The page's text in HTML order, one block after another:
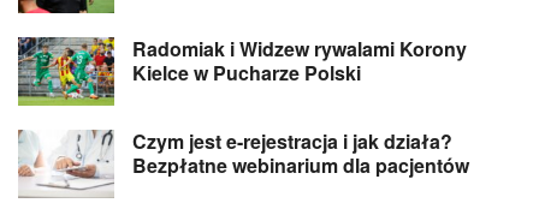
Radomiak i Widzew rywalami Korony
Kielce w Pucharze Polski
Czym jest e-rejestracja i jak działa?
Bezpłatne webinarium dla pacjentów